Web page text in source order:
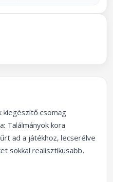
kiegészítő csomag
Találmányok kora
ad a játékhoz, lecserélve
sokkal realisztikusabb,